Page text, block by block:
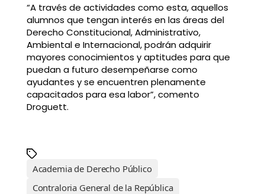
“A través de actividades como esta, aquellos
alumnos que tengan interés en las áreas del
Derecho Constitucional, Administrativo,
Ambiental e Internacional, podrán adquirir
mayores conocimientos y aptitudes para que
puedan a futuro desempeñarse como
ayudantes y se encuentren plenamente
capacitados para esa labor”, comento
Droguett.
Academia de Derecho Público
Contraloria General de la República